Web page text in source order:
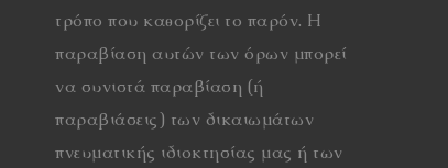
τρόπο που καθορίζει το παρόν. Η
παραβίαση αυτών των όρων μπορεί
να συνιστά παραβίαση (ή
παραβιάσεις) των δικαιωμάτων
πνευματικής ιδιοκτησίας μας ή των